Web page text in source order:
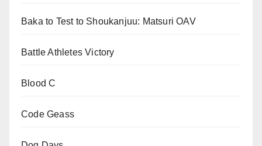
Baka to Test to Shoukanjuu: Matsuri OAV
Battle Athletes Victory
Blood C
Code Geass